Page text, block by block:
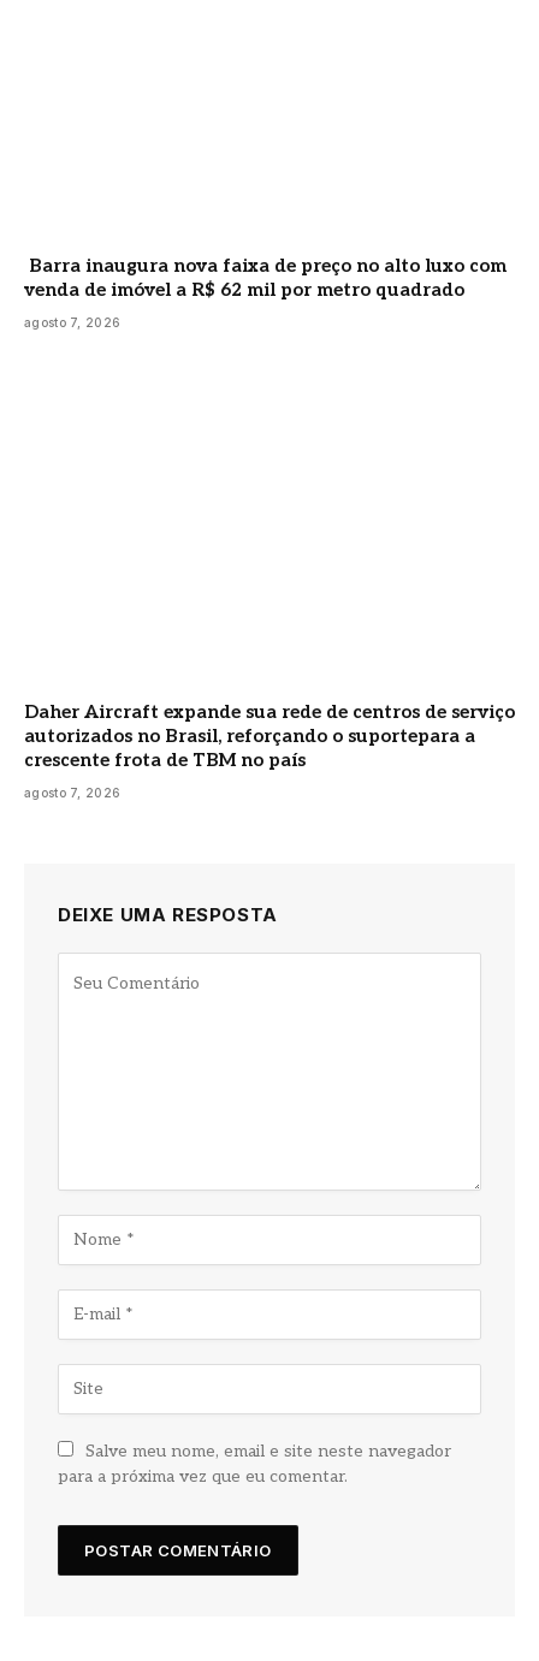
Barra inaugura nova faixa de preço no alto luxo com
venda de imóvel a R$ 62 mil por metro quadrado
agosto 7, 2026
Daher Aircraft expande sua rede de centros de serviço
autorizados no Brasil, reforçando o suportepara a
crescente frota de TBM no país
agosto 7, 2026
DEIXE UMA RESPOSTA
Salve meu nome, email e site neste navegador
para a próxima vez que eu comentar.